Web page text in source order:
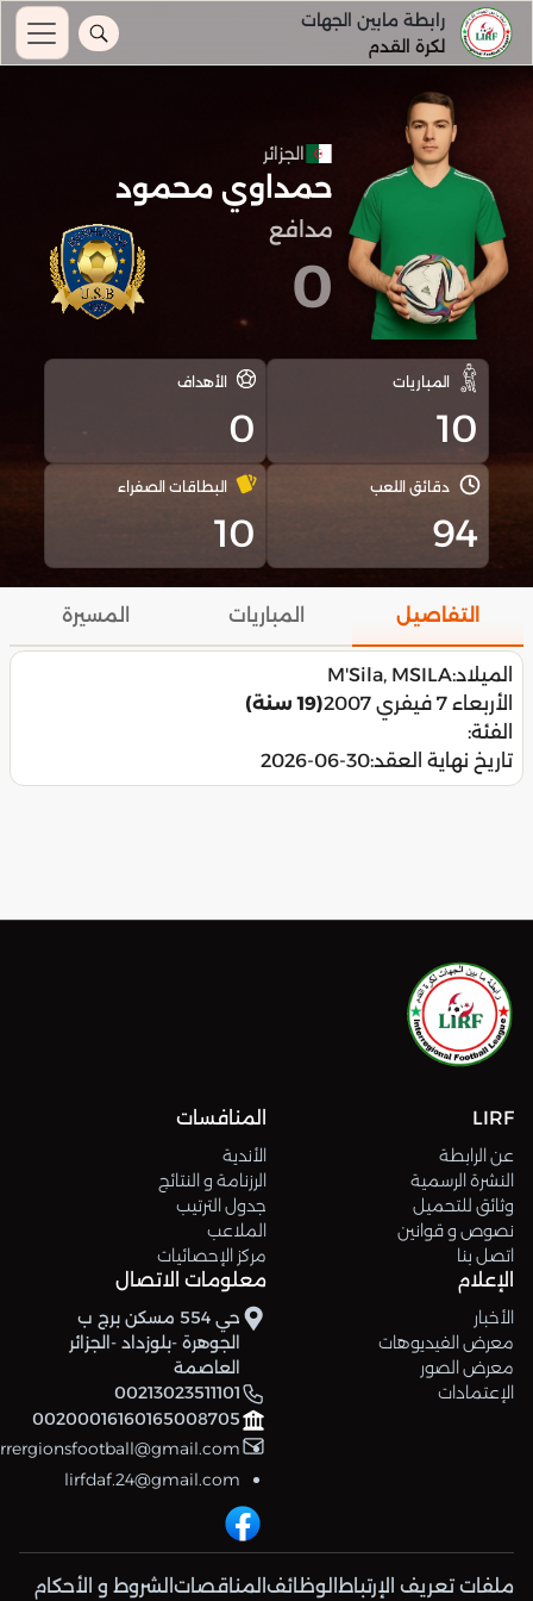
رابطة مابين الجهات
لكرة القدم
الجزائر
حمداوي محمود
مدافع
0
المباريات
10
الأهداف
0
دقائق اللعب
94
البطاقات الصفراء
10
التفاصيل المباريات المسيرة
الميلاد:M'Sila, MSILA
الأربعاء 7 فيفري 2007
(19 سنة)
الفئة:
تاريخ نهاية العقد:2026-06-30
LIRF
عن الرابطة
النشرة الرسمية
وثائق للتحميل
نصوص و قوانين
اتصل بنا
المنافسات
الأندية
الرزنامة و النتائج
جدول الترتيب
الملاعب
مركز الإحصائيات
الإعلام
الأخبار
معرض الفيديوهات
معرض الصور
الإعتمادات
معلومات الاتصال
حي 554 مسكن برج ب
الجوهرة -بلوزداد -الجزائر
العاصمة
00213023511101
00200016160165008705
lirfdaf.24@gmail.com
ملفات تعريف الإرتباط الوظائف المناقصات الشروط و الأحكام